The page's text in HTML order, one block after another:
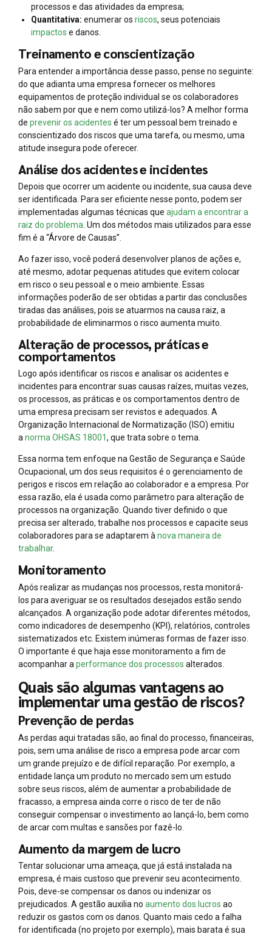
processos e das atividades da empresa;
Quantitativa: enumerar os riscos, seus potenciais
impactos e danos.
Treinamento e conscientização
Para entender a importância desse passo, pense no seguinte:
do que adianta uma empresa fornecer os melhores
equipamentos de proteção individual se os colaboradores
não sabem por que e nem como utilizá-los? A melhor forma
de prevenir os acidentes é ter um pessoal bem treinado e
conscientizado dos riscos que uma tarefa, ou mesmo, uma
atitude insegura pode oferecer.
Análise dos acidentes e incidentes
Depois que ocorrer um acidente ou incidente, sua causa deve
ser identificada. Para ser eficiente nesse ponto, podem ser
implementadas algumas técnicas que ajudam a encontrar a
raiz do problema . Um dos métodos mais utilizados para esse
fim é a “Árvore de Causas”.
Ao fazer isso, você poderá desenvolver planos de ações e,
até mesmo, adotar pequenas atitudes que evitem colocar
em risco o seu pessoal e o meio ambiente. Essas
informações poderão de ser obtidas a partir das conclusões
tiradas das análises, pois se atuarmos na causa raiz, a
probabilidade de eliminarmos o risco aumenta muito.
Alteração de processos, práticas e
comportamentos
Logo após identificar os riscos e analisar os acidentes e
incidentes para encontrar suas causas raízes, muitas vezes,
os processos, as práticas e os comportamentos dentro de
uma empresa precisam ser revistos e adequados. A
Organização Internacional de Normatização (ISO) emitiu
anorma OHSAS 18001, que trata sobre o tema.
Essa norma tem enfoque na Gestão de Segurança e Saúde
Ocupacional, um dos seus requisitos é o gerenciamento de
perigos e riscos em relação ao colaborador e a empresa. Por
essa razão, ela é usada como parâmetro para alteração de
processos na organização. Quando tiver definido o que
precisa ser alterado, trabalhe nos processos e capacite seus
colaboradores para se adaptarem ànova maneira de
trabalhar.
Monitoramento
Após realizar as mudanças nos processos, resta monitorá-
los para averiguar se os resultados desejados estão sendo
alcançados. A organização pode adotar diferentes métodos,
como indicadores de desempenho (KPI), relatórios, controles
sistematizados etc. Existem inúmeras formas de fazer isso.
O importante é que haja esse monitoramento a fim de
acompanhar a performance dos processos alterados.
Quais são algumas vantagens ao
implementar uma gestão de riscos?
Prevenção de perdas
As perdas aqui tratadas são, ao final do processo, financeiras,
pois, sem uma análise de risco a empresa pode arcar com
um grande prejuízo e de difícil reparação. Por exemplo, a
entidade lança um produto no mercado sem um estudo
sobre seus riscos, além de aumentar a probabilidade de
fracasso, a empresa ainda corre o risco de ter de não
conseguir compensar o investimento ao lançá-lo, bem como
de arcar com multas e sansões por fazê-lo.
Aumento da margem de lucro
Tentar solucionar uma ameaça, que já está instalada na
empresa, é mais custoso que prevenir seu acontecimento.
Pois, deve-se compensar os danos ou indenizar os
prejudicados. A gestão auxilia no aumento dos lucros ao
reduzir os gastos com os danos. Quanto mais cedo a falha
for identificada (no projeto por exemplo), mais barata é sua